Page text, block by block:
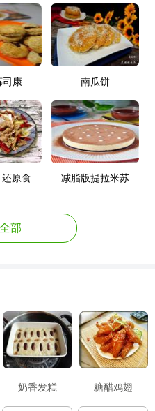
司康 南瓜饼
葱爆羊肉—还原食物本味 减脂版提拉米苏
部
奶香发糕 糖醋鸡翅